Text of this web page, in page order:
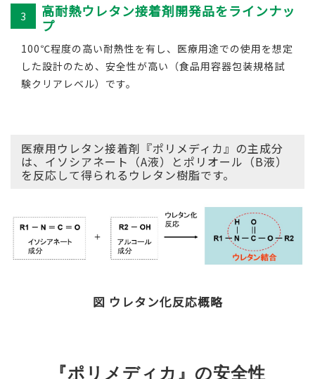
3
高耐熱ウレタン接着剤開発品をラインナッ
プ
100℃程度の高い耐熱性を有し、医療用途での使用を想定
した設計のため、安全性が高い（食品用容器包装規格試
験クリアレベル）です。​
医療用ウレタン接着剤『ポリメディカ』の主成分
は、イソシアネート（A液）とポリオール（B液）
を反応して得られるウレタン樹脂です。
図 ウレタン化反応概略
『ポリメディカ』の安全性